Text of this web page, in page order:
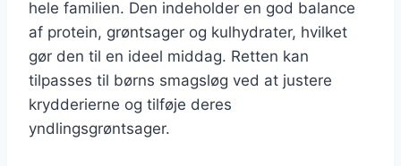
hele familien. Den indeholder en god balance
af protein, grøntsager og kulhydrater, hvilket
gør den til en ideel middag. Retten kan
tilpasses til børns smagsløg ved at justere
krydderierne og tilføje deres
yndlingsgrøntsager.